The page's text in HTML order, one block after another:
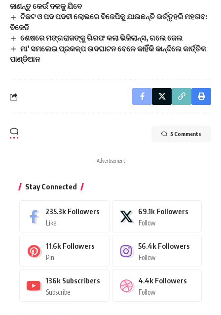
ଜାଣନ୍ତୁ କେଉଁ ଦଳକୁ ଯିବେ
ଟିକଟ ଓ ପଦ ପଦବୀ ଲୋଭରେ ବିଜେପିକୁ ଯାଉଛନ୍ତି ଭର୍ତ୍ତୃହରି ମହତାବ:
ବିଜେଡି
ଶେଷରେ ମଙ୍ଗରାଜଙ୍କୁ ଗିରଫ କଲା ଭିଜିଲାନ୍ସ, ଗଲେ ଜେଲ
ମା’ ସମଲେଇ ପ୍ରକଳ୍ପ ଉଦଘାଟନ ବେଳେ କାହିଁକି କାନ୍ଦିଲେ କାର୍ତ୍ତିକ
ପାଣ୍ଡିଆନ
5 Comments
- Advertisement -
Stay Connected
235.3k Followers
Like
69.1k Followers
Follow
11.6k Followers
Pin
56.4k Followers
Follow
136k Subscribers
Subscribe
4.4k Followers
Follow